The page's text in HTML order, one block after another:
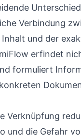
Verbindung
und der
erfindet
formuliert
Verknüpfung
und die Gefahr